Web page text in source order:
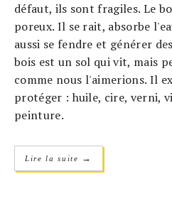
défaut, ils sont fragiles. Le
poreux. Il se rait, absorbe
aussi se fendre et générer
bois est un sol qui vit, mais
comme nous l'aimerions. Il
protéger : huile, cire, verni,
peinture.
Lire la suite →